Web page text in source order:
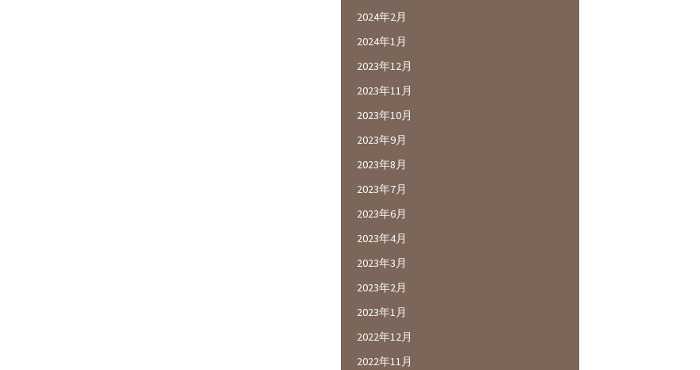
2024年2月
2024年1月
2023年12月
2023年11月
2023年10月
2023年9月
2023年8月
2023年7月
2023年6月
2023年4月
2023年3月
2023年2月
2023年1月
2022年12月
2022年11月